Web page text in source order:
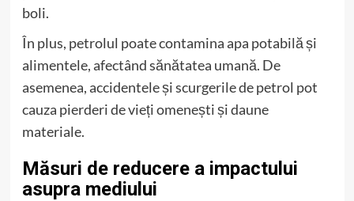
boli.
În plus, petrolul poate contamina apa potabilă și
alimentele, afectând sănătatea umană. De
asemenea, accidentele și scurgerile de petrol pot
cauza pierderi de vieți omenești și daune
materiale.
Măsuri de reducere a impactului
asupra mediului